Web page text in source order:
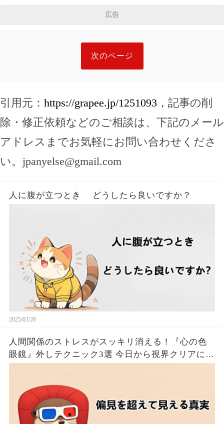
広告
次のページ
引用元： https://grapee.jp/1251093 ，記事の削
除・修正依頼などのご相談は、下記のメール
アドレスまでお気軽にお問い合わせくださ
い。 jpanyelse@gmail.com
人に腹が立つとき どうしたら良いですか？
2025/03/28
人間関係のストレスがスッキリ消える！『心の色
眼鏡』外しテクニック3選 今日から視界クリアにな